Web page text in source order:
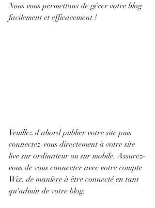
Nous vous permettons de gérer votre blog
facilement et efficacement !
Veuillez d'abord publier votre site puis
connectez-vous directement à votre site
live sur ordinateur ou sur mobile. Assurez-
vous de vous connecter avec votre compte
Wix, de manière à être connecté en tant
qu'admin de votre blog.